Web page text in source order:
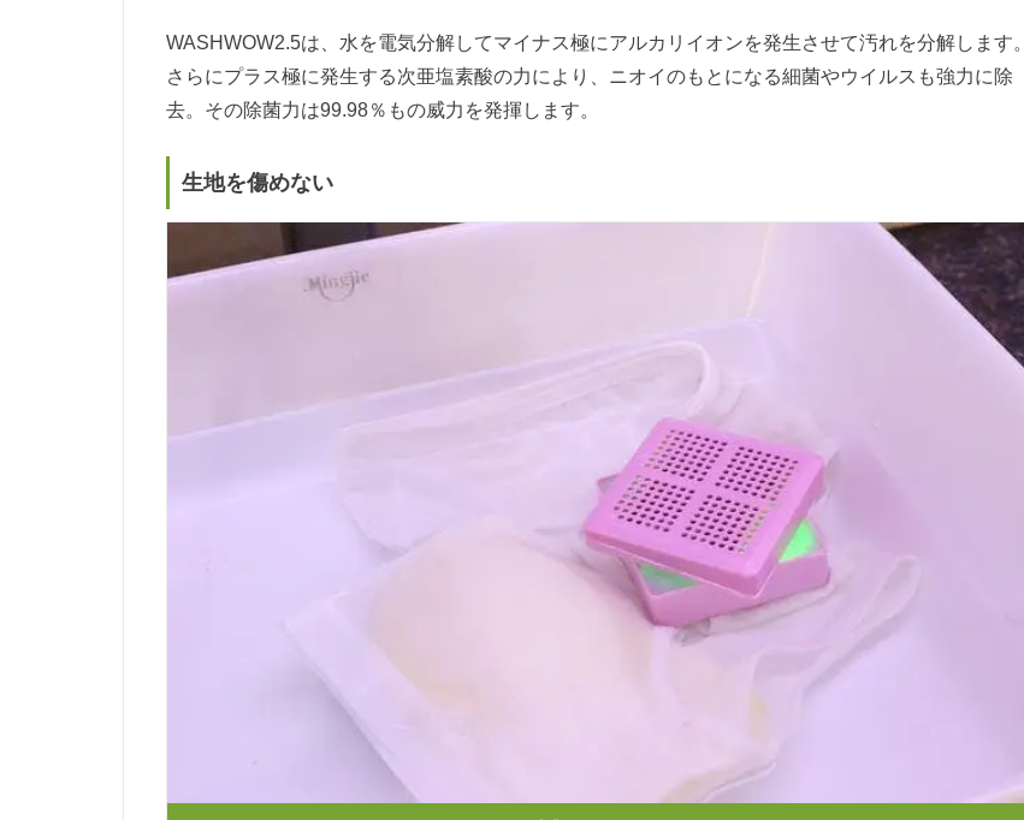
WASHWOW2.5は、水を電気分解してマイナス極にアルカリイオンを発生させて汚れを分解します。
さらにプラス極に発生する次亜塩素酸の力により、ニオイのもとになる細菌やウイルスも強力に除
去。その除菌力は99.98％もの威力を発揮します。
生地を傷めない